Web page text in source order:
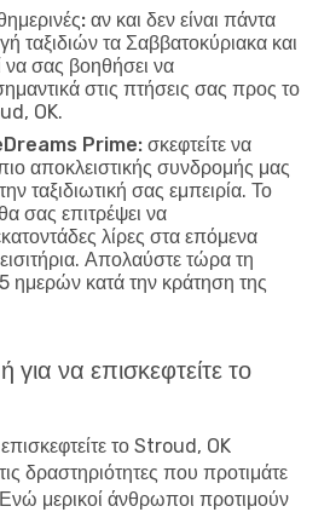
αν και δεν είναι πάντα
ταξιδιών τα Σαββατοκύριακα και
να σας βοηθήσει να
στις πτήσεις σας προς το
OK.
Prime: σκεφτείτε να
αποκλειστικής συνδρομής μας
ταξιδιωτική σας εμπειρία. Το
σας επιτρέψει να
λίρες στα επόμενα
Απολαύστε τώρα τη
ημερών κατά την κράτηση της
για να επισκεφτείτε το
το Stroud, OK
δραστηριότητες που προτιμάτε
Ενώ μερικοί άνθρωποι προτιμούν